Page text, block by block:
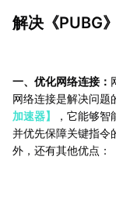
解决《PUBG
一、优化网络连接：
网络连接是解决问题
加速器】
，它能够
并优先保障关键指令
外，还有其他优点：